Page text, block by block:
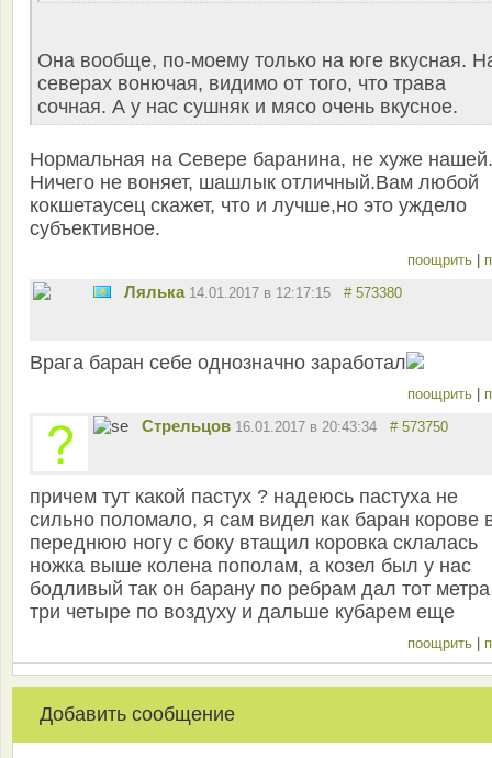
Она вообще, по-моему только на юге вкусная.
северах вонючая, видимо от того, что трава
сочная. А у нас сушняк и мясо очень вкусное.
Нормальная на Севере баранина, не хуже нашей.
Ничего не воняет, шашлык отличный.Вам любой
кокшетаусец скажет, что и лучше,но это уждело
субъективное.
поощрить
Лялька 14.01.2017 в 12:17:15 # 573380
Врага баран себе однозначно заработал
поощрить
Стрельцов 16.01.2017 в 20:43:34 # 573750
причем тут какой пастух ? надеюсь пастуха не
сильно поломало, я сам видел как баран корове
переднюю ногу с боку втащил коровка склалась
ножка выше колена пополам, а козел был у нас
бодливый так он барану по ребрам дал тот
три четыре по воздуху и дальше кубарем еще
поощрить
Добавить сообщение